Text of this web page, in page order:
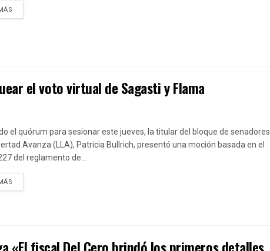
el voto virtual de Sagasti y Flama
el quórum para sesionar este jueves, la titular del bloque de senadores
Avanza (LLA), Patricia Bullrich, presentó una moción basada en el
del reglamento de...